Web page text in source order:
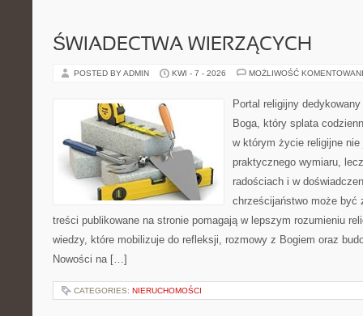
ŚWIADECTWA WIERZĄCYCH
POSTED BY ADMIN KWI - 7 - 2026 MOŻLIWOŚĆ
Portal religijny
Boga, który splata
w którym życie religijne nie
praktycznego wymiaru,
radościach i w
chrześcijaństwo może być
treści publikowane na stronie pomagają w lepszym rozumieniu
wiedzy, które mobilizuje do refleksji, rozmowy z Bogiem oraz
Nowości na […]
CATEGORIES: NIERUCHOMOŚCI